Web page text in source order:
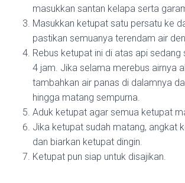
masukkan santan kelapa serta
Masukkan ketupat satu persatu ke
pastikan semuanya terendam air
Rebus ketupat ini di atas api
4 jam. Jika selama merebus airnya
tambahkan air panas di dalamnya
hingga matang sempurna.
Aduk ketupat agar semua ketupat
Jika ketupat sudah matang, angkat
dan biarkan ketupat dingin.
Ketupat pun siap untuk disajikan.